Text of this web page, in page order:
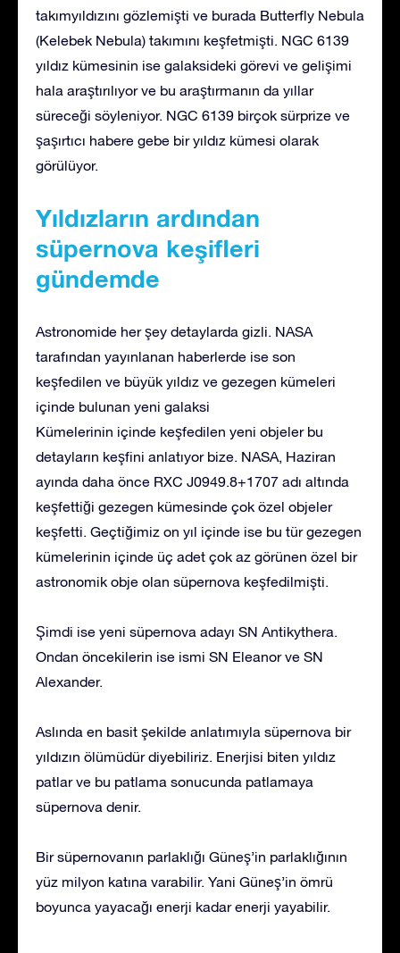
takımyıldızını gözlemişti ve burada Butterfly Nebula
(Kelebek Nebula) takımını keşfetmişti. NGC 6139
yıldız kümesinin ise galaksideki görevi ve gelişimi
hala araştırılıyor ve bu araştırmanın da yıllar
süreceği söyleniyor. NGC 6139 birçok sürprize ve
şaşırtıcı habere gebe bir yıldız kümesi olarak
görülüyor.
Yıldızların ardından
süpernova keşifleri
gündemde
Astronomide her şey detaylarda gizli. NASA
tarafından yayınlanan haberlerde ise son
keşfedilen ve büyük yıldız ve gezegen kümeleri
içinde bulunan yeni galaksi
Kümelerinin içinde keşfedilen yeni objeler bu
detayların keşfini anlatıyor bize. NASA, Haziran
ayında daha önce RXC J0949.8+1707 adı altında
keşfettiği gezegen kümesinde çok özel objeler
keşfetti. Geçtiğimiz on yıl içinde ise bu tür gezegen
kümelerinin içinde üç adet çok az görünen özel bir
astronomik obje olan süpernova keşfedilmişti.
Şimdi ise yeni süpernova adayı SN Antikythera.
Ondan öncekilerin ise ismi SN Eleanor ve SN
Alexander.
Aslında en basit şekilde anlatımıyla süpernova bir
yıldızın ölümüdür diyebiliriz. Enerjisi biten yıldız
patlar ve bu patlama sonucunda patlamaya
süpernova denir.
Bir süpernovanın parlaklığı Güneş’in parlaklığının
yüz milyon katına varabilir. Yani Güneş’in ömrü
boyunca yayacağı enerji kadar enerji yayabilir.